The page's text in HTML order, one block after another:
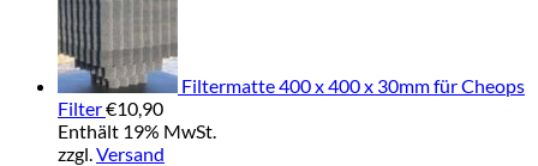
Filtermatte 400 x 400 x 30mm für Cheops
Filter€10,90
Enthält 19% MwSt.
zzgl.Versand